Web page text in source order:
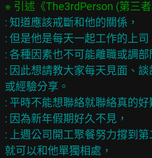
: 知道應該戒斷和他的關係，
: 但是他是每天一起工作的上司
: 各種因素也不可能離職或調部
: 因此想請教大家每天見面、
或經驗分享。
: 平時不能想聯絡就聯絡真的好
: 因為新年假期好久不見，
: 上週公司開工聚餐努力撐到
就可以和他單獨相處，